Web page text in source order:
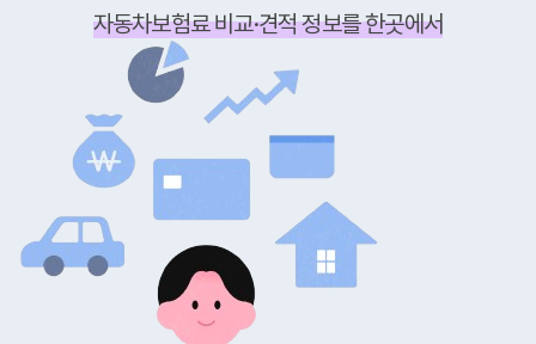
자동차보험료 비교·견적 정보를 한곳에서